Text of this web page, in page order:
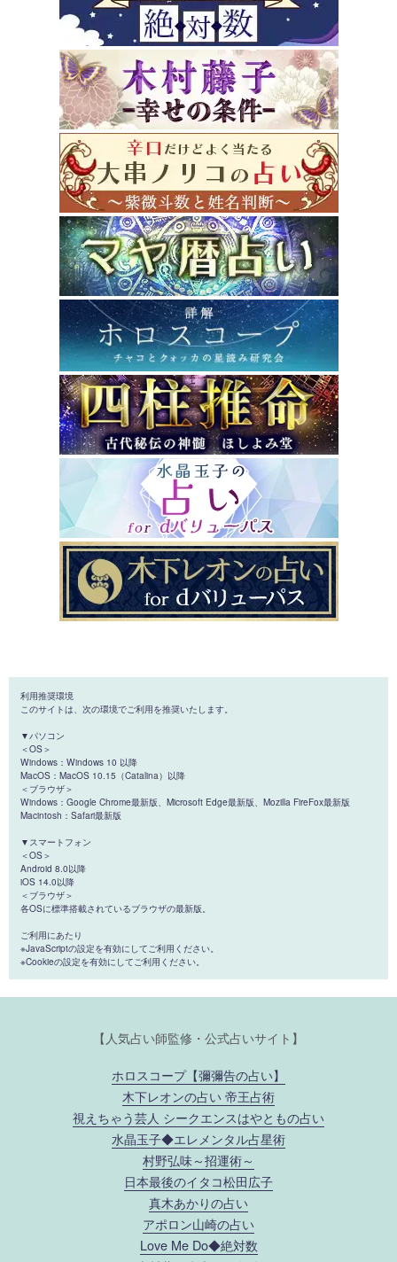
利用推奨環境
このサイトは、次の環境でご利用を推奨いたします。
▼パソコン
＜OS＞
Windows：Windows 10 以降
MacOS：MacOS 10.15（Catalina）以降
＜ブラウザ＞
Windows：Google Chrome最新版、Microsoft Edge最新版、Mozilla FireFox最新版
Macintosh：Safari最新版
▼スマートフォン
＜OS＞
Android 8.0以降
iOS 14.0以降
＜ブラウザ＞
各OSに標準搭載されているブラウザの最新版。
ご利用にあたり
※JavaScriptの設定を有効にしてご利用ください。
※Cookieの設定を有効にしてご利用ください。
【人気占い師監修・公式占いサイト】
ホロスコープ【彌彌告の占い】
木下レオンの占い 帝王占術
視えちゃう芸人 シークエンスはやともの占い
水晶玉子◆エレメンタル占星術
村野弘味～招運術～
日本最後のイタコ松田広子
真木あかりの占い
アポロン山崎の占い
Love Me Do◆絶対数